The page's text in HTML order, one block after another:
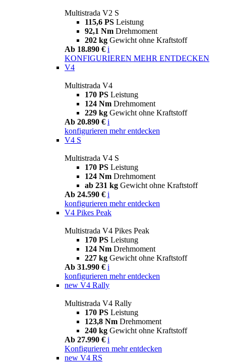
Multistrada V2 S
115,6 PS Leistung
92,1 Nm Drehmoment
202 kg Gewicht ohne Kraftstoff
Ab 18.890 € i
KONFIGURIEREN MEHR ENTDECKEN
V4
Multistrada V4
170 PS Leistung
124 Nm Drehmoment
229 kg Gewicht ohne Kraftstoff
Ab 20.890 € i
konfigurieren mehr entdecken
V4 S
Multistrada V4 S
170 PS Leistung
124 Nm Drehmoment
ab 231 kg Gewicht ohne Kraftstoff
Ab 24.590 € i
konfigurieren mehr entdecken
V4 Pikes Peak
Multistrada V4 Pikes Peak
170 PS Leistung
124 Nm Drehmoment
227 kg Gewicht ohne Kraftstoff
Ab 31.990 € i
konfigurieren mehr entdecken
new V4 Rally
Multistrada V4 Rally
170 PS Leistung
123,8 Nm Drehmoment
240 kg Gewicht ohne Kraftstoff
Ab 27.990 € i
Konfigurieren mehr entdecken
new V4 RS